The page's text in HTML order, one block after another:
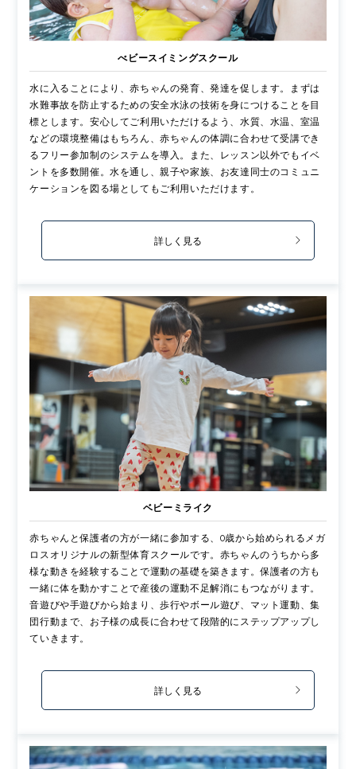
べビースイミングスクール
水に入ることにより、赤ちゃんの発育、発達を促します。まずは
水難事故を防止するための安全水泳の技術を身につけることを目
標とします。安心してご利用いただけるよう、水質、水温、室温
などの環境整備はもちろん、赤ちゃんの体調に合わせて受講でき
るフリー参加制のシステムを導入。また、レッスン以外でもイベ
ントを多数開催。水を通し、親子や家族、お友達同士のコミュニ
ケーションを図る場としてもご利用いただけます。
詳しく見る
ベビーミライク
赤ちゃんと保護者の方が一緒に参加する、0歳から始められるメガ
ロスオリジナルの新型体育スクールです。赤ちゃんのうちから多
様な動きを経験することで運動の基礎を築きます。保護者の方も
一緒に体を動かすことで産後の運動不足解消にもつながります。
音遊びや手遊びから始まり、歩行やボール遊び、マット運動、集
団行動まで、お子様の成長に合わせて段階的にステップアップし
ていきます。
詳しく見る